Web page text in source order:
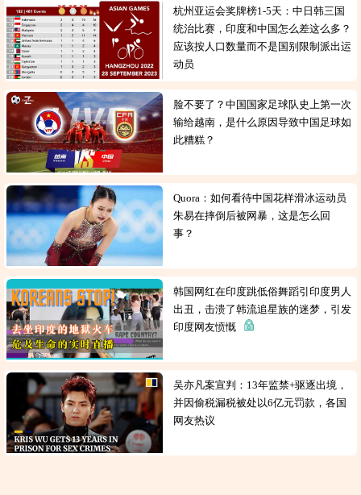
杭州亚运会奖牌榜1-5天：中日韩三国
统治比赛，印度和中国怎么差这么多？
应该按人口数量而不是国别限制派出运
动员
脸不要了？中国国家足球队史上第一次
输给越南，是什么原因导致中国足球如
此糟糕？
Quora：如何看待中国花样滑冰运动员
朱易在摔倒后被网暴，这是怎么回
事？
韩国网红在印度跳低俗舞蹈引印度男人
出丑，击溃了韩流追星族的迷梦，引发
印度网友愤慨
吴亦凡案宣判：13年监禁+驱逐出境，
并因偷税漏税被处以6亿元罚款，各国
网友热议